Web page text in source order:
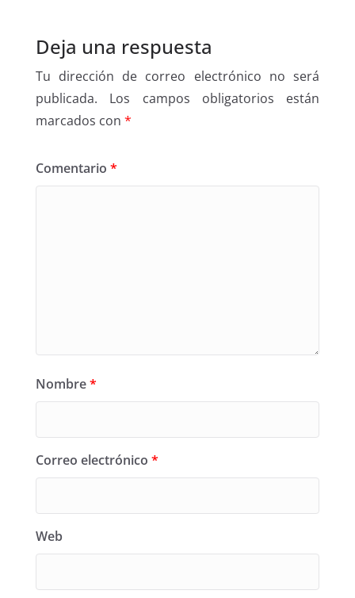
Deja una respuesta
Tu dirección de correo electrónico no será
publicada.
Los campos obligatorios están
marcados con *
Comentario *
Nombre*
Correo electrónico *
Web